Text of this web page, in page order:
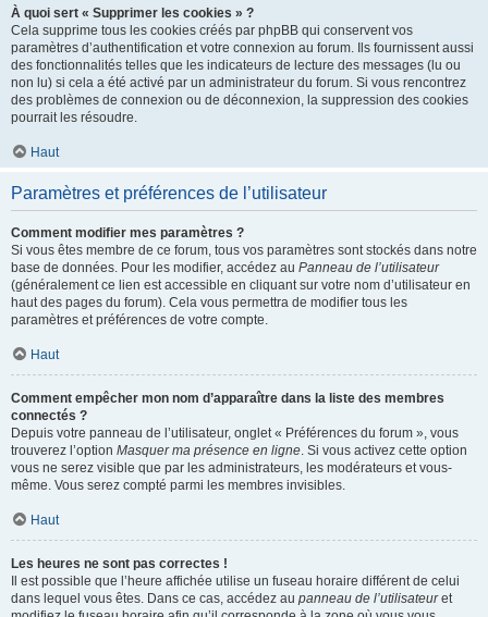
À quoi sert « Supprimer les cookies » ?
Cela supprime tous les cookies créés par phpBB qui conservent vos
paramètres d’authentification et votre connexion au forum. Ils fournissent aussi
des fonctionnalités telles que les indicateurs de lecture des messages (lu ou
non lu) si cela a été activé par un administrateur du forum. Si vous rencontrez
des problèmes de connexion ou de déconnexion, la suppression des cookies
pourrait les résoudre.
Haut
Paramètres et préférences de l’utilisateur
Comment modifier mes paramètres ?
Si vous êtes membre de ce forum, tous vos paramètres sont stockés dans notre
base de données. Pour les modifier, accédez au Panneau de l’utilisateur
(généralement ce lien est accessible en cliquant sur votre nom d’utilisateur en
haut des pages du forum). Cela vous permettra de modifier tous les
paramètres et préférences de votre compte.
Haut
Comment empêcher mon nom d’apparaître dans la liste des membres
connectés ?
Depuis votre panneau de l’utilisateur, onglet « Préférences du forum », vous
trouverez l’option Masquer ma présence en ligne. Si vous activez cette option
vous ne serez visible que par les administrateurs, les modérateurs et vous-
même. Vous serez compté parmi les membres invisibles.
Haut
Les heures ne sont pas correctes !
Il est possible que l’heure affichée utilise un fuseau horaire différent de celui
dans lequel vous êtes. Dans ce cas, accédez au panneau de l’utilisateuret